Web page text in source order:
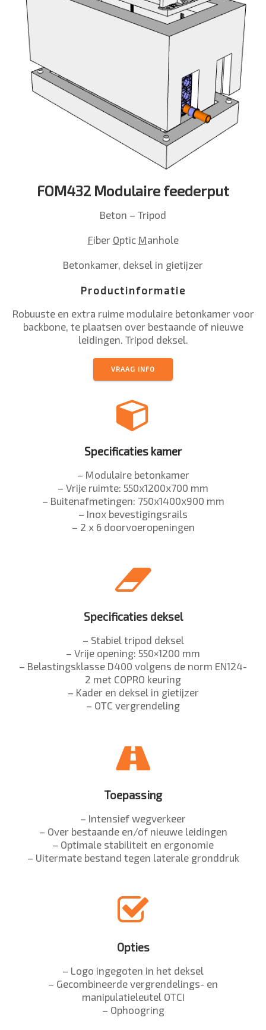
FOM432 Modulaire feederput
Beton – Tripod
Fiber Optic Manhole
Betonkamer, deksel in gietijzer
Productinformatie
Robuuste en extra ruime modulaire betonkamer voor
backbone, te plaatsen over bestaande of nieuwe
leidingen. Tripod deksel.
VRAAG INFO
Specificaties kamer
– Modulaire betonkamer
– Vrije ruimte: 550x1200x700 mm
– Buitenafmetingen: 750x1400x900 mm
– Inox bevestigingsrails
– 2 x 6 doorvoeropeningen
Specificaties deksel
– Stabiel tripod deksel
– Vrije opening: 550×1200 mm
– Belastingsklasse D400 volgens de norm EN124-
2 met COPRO keuring
– Kader en deksel in gietijzer
– OTC vergrendeling
Toepassing
– Intensief wegverkeer
– Over bestaande en/of nieuwe leidingen
– Optimale stabiliteit en ergonomie
– Uitermate bestand tegen laterale gronddruk
Opties
– Logo ingegoten in het deksel
– Gecombineerde vergrendelings- en
manipulatieleutel OTCI
– Ophoogring